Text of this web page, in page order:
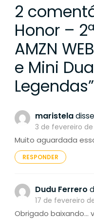
2
Honor –
AMZN
e Mini
Legendas”
maristela
3 de fevereiro de
Muito aguardada
RESPONDER
Dudu Ferrero
17 de fevereiro
Obrigado baixando…